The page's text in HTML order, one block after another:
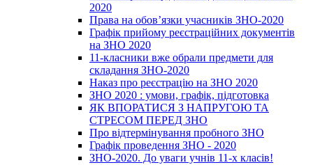
2020
Права на обов’язки учасників ЗНО-2020
Графік прийому реєстраційних документів
на ЗНО 2020
11-класники вже обрали предмети для
складання ЗНО-2020
Наказ про реєстрацію на ЗНО 2020
ЗНО 2020 : умови, графік, підготовка
ЯК ВПОРАТИСЯ З НАПРУГОЮ ТА
СТРЕСОМ ПЕРЕД ЗНО
Про відтермінування пробного ЗНО
Графік проведення ЗНО - 2020
ЗНО-2020. До уваги учнів 11-х класів!